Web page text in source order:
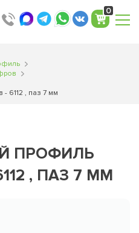
0
6112 , паз 7 мм
ПРОФИЛЬ
, ПАЗ 7 ММ